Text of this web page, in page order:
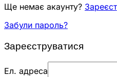
Ще немає акаунту?
Забули пароль?
Зареєструватися
Ел. адреса